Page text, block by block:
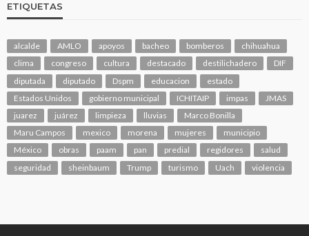
ETIQUETAS
alcalde AMLO apoyos bacheo bomberos
chihuahua
clima
congreso cultura destacado destilichadero
DIF
diputada
diputado Dspm educacion
estado
Estados Unidos
gobierno municipal ICHITAIP impas
JMAS
juarez
juárez limpieza lluvias
Marco Bonilla
Maru Campos
mexico morena mujeres
municipio
México
obras paam pan predial regidores
salud
seguridad
sheinbaum Trump turismo Uach violencia